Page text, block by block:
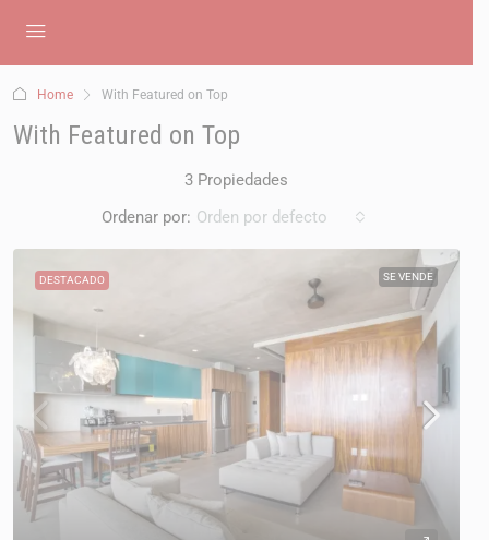
Home With Featured on Top
With Featured on Top
3 Propiedades
Ordenar por: Orden por defecto
DESTACADO SE VENDE